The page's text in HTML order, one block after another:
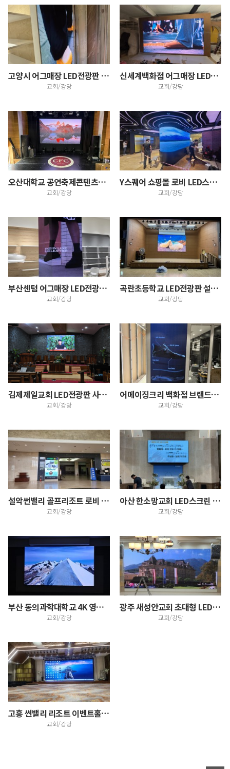
고양시 어그매장 LED전광판 설치 사례
교회/강당
신세계백화점 어그매장 LED스크린 사이니지 설치 사례
교회/강당
오산대학교 공연축제콘텐츠과 실습실 LED스크린 설치 사…
교회/강당
Y스퀘어 쇼핑몰 로비 LED스크린 설치
교회/강당
부산센텀 어그매장 LED전광판 설치 사례
교회/강당
곡란초등학교 LED전광판 설치 사례
교회/강당
김제제일교회 LED전광판 사이니지 16:9 비율 설치 …
교회/강당
어메이징크리 백화점 브랜드매장 LED전광판 사이니지 설…
교회/강당
설악썬밸리 골프리조트 로비 입구 다양한 홍보 안내 디지…
교회/강당
아산 한소망교회 LED스크린 한시적 특별 판매시행 설치
교회/강당
부산 동의과학대학교 4K 영상출력 LED전광판 설치
교회/강당
광주 새성안교회 초대형 LED스크린 설치
교회/강당
고흥 썬밸리 리조트 이벤트홀 대형 LED스크린 설치 -…
교회/강당